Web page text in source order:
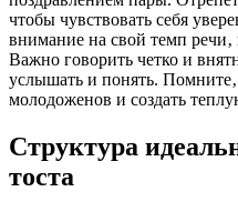
чтобы чувствовать себя
внимание на свой темп речи‚
Важно говорить четко и
услышать и понять.
молодоженов и создать
Структура
тоста